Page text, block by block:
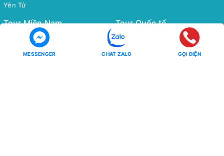
Yên Tử
Tour Miền Nam
Miền Tây
Côn Đảo
Tour Quốc tế
CHÂU Á
CHÂU ÂU
MESSENGER CHAT ZALO GỌI ĐIỆN